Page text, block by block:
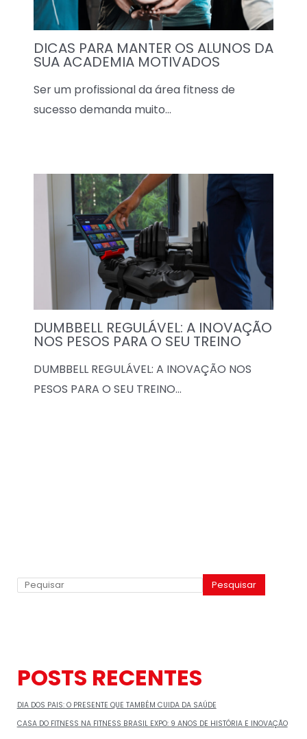
DICAS PARA MANTER OS ALUNOS DA
SUA ACADEMIA MOTIVADOS
Ser um profissional da área fitness de
sucesso demanda muito…
DUMBBELL REGULÁVEL: A INOVAÇÃO
NOS PESOS PARA O SEU TREINO
DUMBBELL REGULÁVEL: A INOVAÇÃO NOS
PESOS PARA O SEU TREINO…
Pesquisar
POSTS RECENTES
DIA DOS PAIS: O PRESENTE QUE TAMBÉM CUIDA DA SAÚDE
CASA DO FITNESS NA FITNESS BRASIL EXPO: 9 ANOS DE HISTÓRIA E INOVAÇÃO